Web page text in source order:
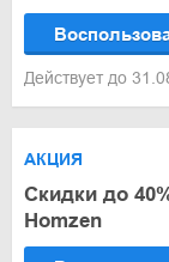
Действует до
АКЦИЯ
Скидки до
Homzen